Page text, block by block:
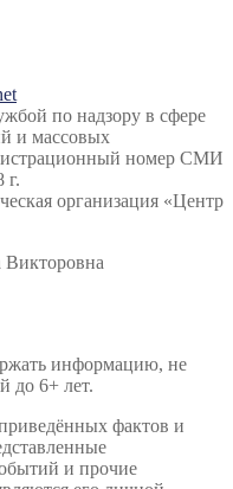
по надзору в сфере
и массовых
номер СМИ
г.
организация «Центр
Викторовна
информацию, не
до 6+ лет.
фактов и
и прочие